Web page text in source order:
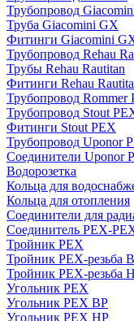
Трубопровод
Труба Giacomini GX
Фитинги Giacomini
Трубопровод Rehau
Трубы Rehau Rautitan
Фитинги Rehau
Трубопровод Rommer
Трубопровод Stout
Фитинги Stout PEX
Трубопровод Uponor
Соединители Uponor
Водорозетка
Кольца для
Кольца для отопления
Соединители для
Соединитель PEX-
Тройник PEX
Тройник PEX-резьба
Тройник PEX-резьба
Угольник PEX
Угольник PEX ВР
Угольник PEX НР